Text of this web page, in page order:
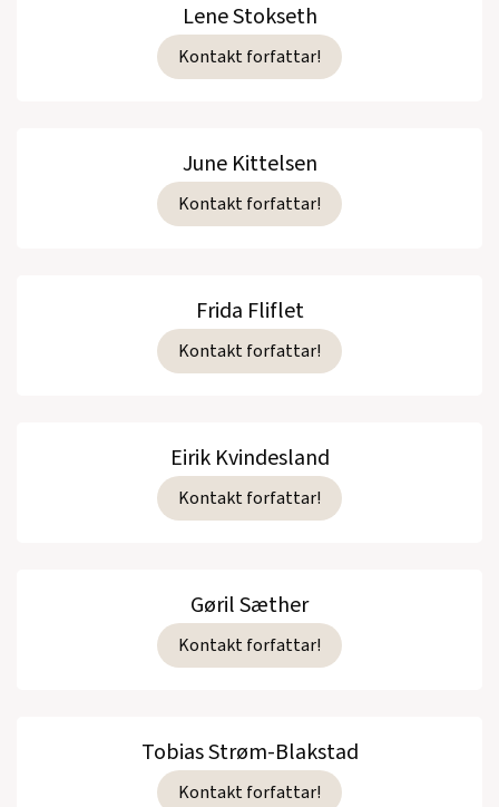
Lene Stokseth
Kontakt forfattar!
June Kittelsen
Kontakt forfattar!
Frida Fliflet
Kontakt forfattar!
Eirik Kvindesland
Kontakt forfattar!
Gøril Sæther
Kontakt forfattar!
Tobias Strøm-Blakstad
Kontakt forfattar!